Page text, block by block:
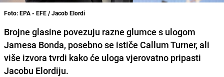
Foto: EPA - EFE / Jacob Elordi
Brojne glasine povezuju razne glumce s ulogom
Jamesa Bonda, posebno se ističe Callum Turner, ali
više izvora tvrdi kako će uloga vjerovatno pripasti
Jacobu Elordiju.